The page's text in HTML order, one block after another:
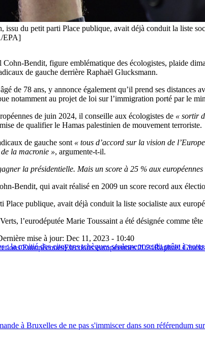
issu du petit parti Place publique, avait déjà conduit la liste
EPA]
Cohn-Bendit, figure emblématique des écologistes, plaide
de gauche derrière Raphaël Glucksmann.
de 78 ans, y annonce également qu’il prend ses
notamment au projet de loi sur l’immigration porté par le
de juin 2024, il conseille aux écologistes de « sortir
de qualifier le Hamas palestinien de mouvement terroriste.
de gauche sont « tous d’accord sur la vision de
la macronie », argumente-t-il.
la présidentielle. Mais un score à 25 % aux
Bendit, qui avait réalisé en 2009 un score record aux
Place publique, avait déjà conduit la liste socialiste aux
l’eurodéputée Marie Toussaint a été désignée comme
: la moitié des citoyens tchèques seulement se dit prête à voter
mise à jour: Dec 11, 2023 - 10:40
EuropéennesElections européennes 2024Raphaël
à Bruxelles de ne pas s'immiscer dans son référendum